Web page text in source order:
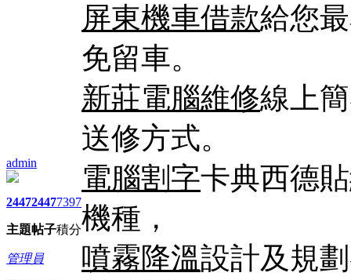
admin
2447
主題
2447
帖子
7397
積分
管理員
屏東機車借款給您
免留車。
新莊電腦維修線上
送修方式。
電腦割字卡典西德
機種，
噴霧降溫設計及規